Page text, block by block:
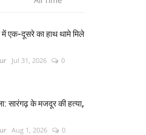
में एक-दूसरे का हाथ थामे मिले
Jul 31, 2026
0
सारंगढ़ के मजदूर की हत्या,
Aug 1, 2026
0